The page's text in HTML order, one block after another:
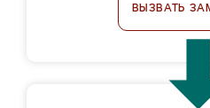
ВЫЗВАТЬ